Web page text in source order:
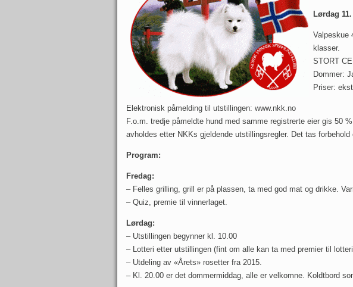
Lørdag
Valpeskue
klasser.
STORT
Dommer:
Priser:
Elektronisk påmelding til utstillingen: www.nkk.no
F.o.m. tredje påmeldte hund med samme registrerte eier gis 50
avholdes etter NKKs gjeldende utstillingsregler. Det tas forbehold
Program:
Fredag:
– Felles grilling, grill er på plassen, ta med god mat og drikke.
– Quiz, premie til vinnerlaget.
Lørdag:
– Utstillingen begynner kl. 10.00
– Lotteri etter utstillingen (fint om alle kan ta med premier til
– Utdeling av «Årets» rosetter fra 2015.
– Kl. 20.00 er det dommermiddag, alle er velkomne. Koldtbord